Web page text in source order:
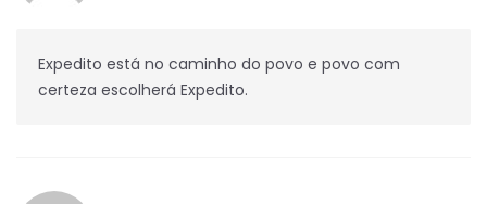
Expedito está no caminho do povo e povo com
certeza escolherá Expedito.